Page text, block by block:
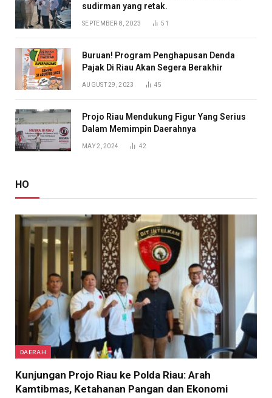
sudirman yang retak.
SEPTEMBER 8, 2023 51
Buruan! Program Penghapusan Denda
Pajak Di Riau Akan Segera Berakhir
AUGUST 29, 2023 45
Projo Riau Mendukung Figur Yang Serius
Dalam Memimpin Daerahnya
MAY 2, 2024 42
HO
DAERAH
Kunjungan Projo Riau ke Polda Riau: Arah
Kamtibmas, Ketahanan Pangan dan Ekonomi